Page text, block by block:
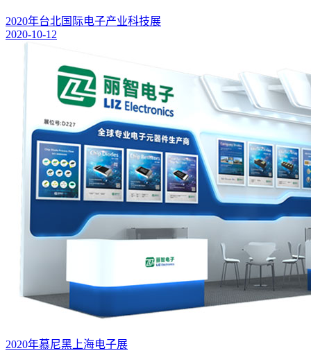
2020年台北国际电子产业科技展
2020-10-12
2020年慕尼黑上海电子展